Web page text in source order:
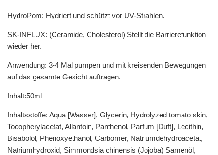
HydroPom: Hydriert und schützt vor UV-Strahlen.
SK-INFLUX: (Ceramide, Cholesterol) Stellt die Barrierefunktion
wieder her.
Anwendung: 3-4 Mal pumpen und mit kreisenden Bewegungen
auf das gesamte Gesicht auftragen.
Inhalt:50ml
Inhaltsstoffe: Aqua [Wasser], Glycerin, Hydrolyzed tomato skin,
Tocopherylacetat, Allantoin, Panthenol, Parfum [Duft], Lecithin,
Bisabolol, Phenoxyethanol, Carbomer, Natriumdehydroacetat,
Natriumhydroxid, Simmondsia chinensis (Jojoba) Samenöl,